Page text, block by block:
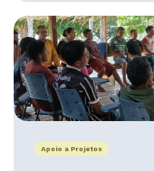
Apoio a Projetos